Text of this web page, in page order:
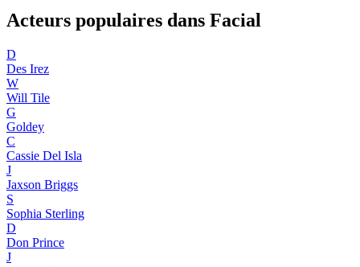
Acteurs populaires dans Facial
D
Des Irez
W
Will Tile
G
Goldey
C
Cassie Del Isla
J
Jaxson Briggs
S
Sophia Sterling
D
Don Prince
J